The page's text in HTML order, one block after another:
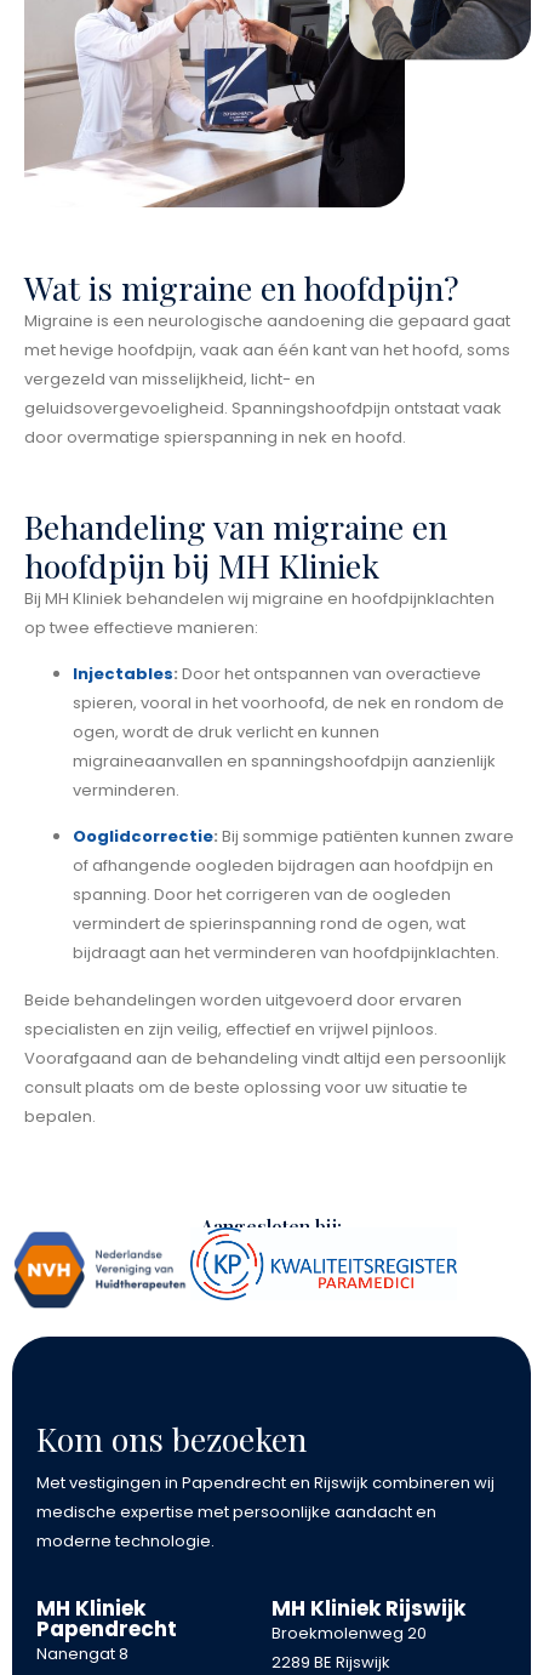
Wat is migraine en hoofdpijn?
Migraine is een neurologische aandoening die gepaard gaat
met hevige hoofdpijn, vaak aan één kant van het hoofd, soms
vergezeld van misselijkheid, licht- en
geluidsovergevoeligheid. Spanningshoofdpijn ontstaat vaak
door overmatige spierspanning in nek en hoofd.
Behandeling van migraine en
hoofdpijn bij MH Kliniek
Bij MH Kliniek behandelen wij migraine en hoofdpijnklachten
op twee effectieve manieren:
Injectables: Door het ontspannen van overactieve
spieren, vooral in het voorhoofd, de nek en rondom de
ogen, wordt de druk verlicht en kunnen
migraineaanvallen en spanningshoofdpijn aanzienlijk
verminderen.
Ooglidcorrectie: Bij sommige patiënten kunnen zware
of afhangende oogleden bijdragen aan hoofdpijn en
spanning. Door het corrigeren van de oogleden
vermindert de spierinspanning rond de ogen, wat
bijdraagt aan het verminderen van hoofdpijnklachten.
Beide behandelingen worden uitgevoerd door ervaren
specialisten en zijn veilig, effectief en vrijwel pijnloos.
Voorafgaand aan de behandeling vindt altijd een persoonlijk
consult plaats om de beste oplossing voor uw situatie te
bepalen.
Aangesloten bij:
Kom ons bezoeken
Met vestigingen in Papendrecht en Rijswijk combineren wij
medische expertise met persoonlijke aandacht en
moderne technologie.
MH Kliniek
Papendrecht
Nanengat 8
MH Kliniek Rijswijk
Broekmolenweg 20
2289 BE Rijswijk